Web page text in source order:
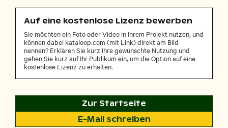
Auf eine kostenlose Lizenz bewerben
Sie möchten ein Foto oder Video in Ihrem Projekt nutzen, und
können dabei kataloop.com (mit Link) direkt am Bild
nennen? Erklären Sie kurz Ihre gewünschte Nutzung und
gehen Sie kurz auf Ihr Publikum ein, um die Option auf eine
kostenlose Lizenz zu erhalten.
Zur Startseite
E-Mail schreiben